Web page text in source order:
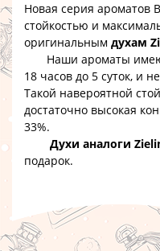
Новая серия ароматов
стойкостью и
оригинальным духам
Наши ароматы
18 часов до 5 суток, и
Такой навероятной
достаточно высокая
33%.
Духи аналоги
подарок.